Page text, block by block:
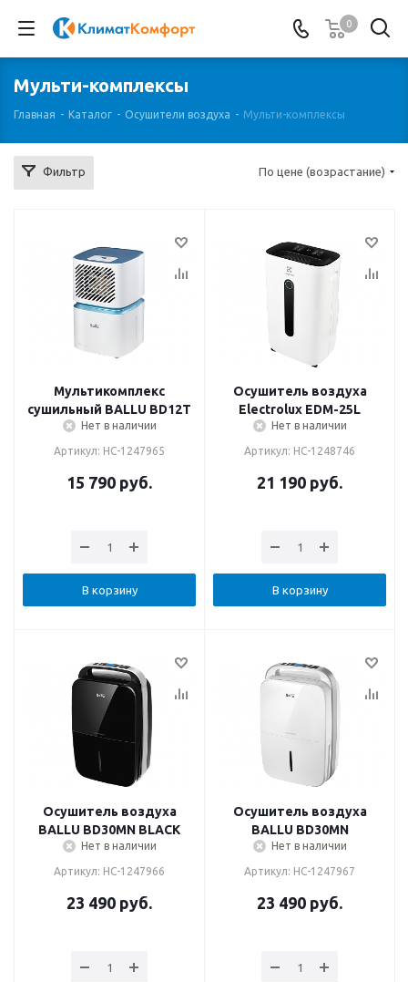
0
Мульти-комплексы
Главная - Каталог - Осушители воздуха - Мульти-комплексы
Фильтр По цене (возрастание)
Мультикомплекс
сушильный BALLU BD12T
Нет в наличии
Артикул: НС-1247965
15 790 руб.
В корзину
Осушитель воздуха
Electrolux EDM-25L
Нет в наличии
Артикул: НС-1248746
21 190 руб.
В корзину
Осушитель воздуха
BALLU BD30MN BLACK
Нет в наличии
Артикул: НС-1247966
23 490 руб.
Осушитель воздуха
BALLU BD30MN
Нет в наличии
Артикул: НС-1247967
23 490 руб.